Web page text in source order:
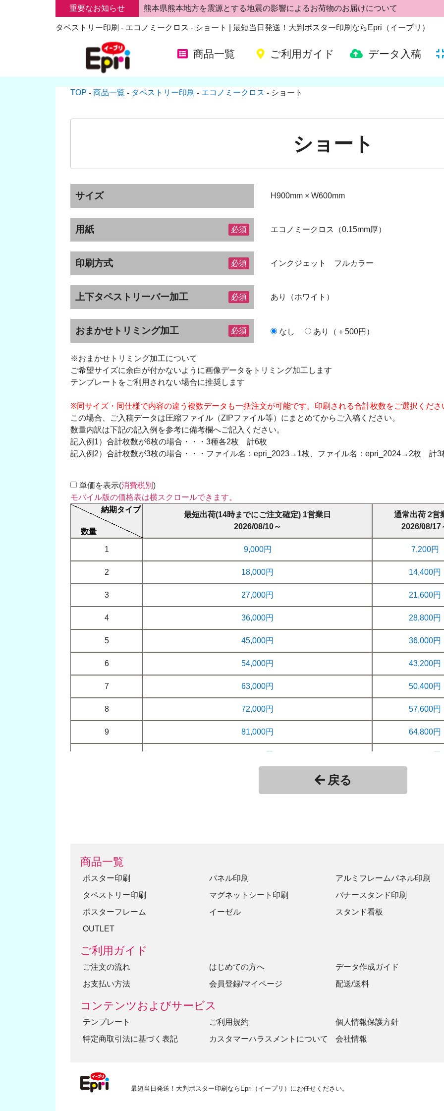
重要なお知らせ 熊本県熊本地方を震源とする地震の影響によるお荷物のお届けについて
タペストリー印刷 - エコノミークロス - ショート | 最短当日発送！大判ポスター印刷ならEpri（イープリ）
商品一覧 ご利用ガイド データ入稿
TOP 商品一覧 タペストリー印刷 エコノミークロス ショート
ショート
サイズ H900mm × W600mm
用紙 必須 エコノミークロス（0.15mm厚）
印刷方式 必須 インクジェット フルカラー
上下タペストリーバー加工 必須 あり（ホワイト）
おまかせトリミング加工 必須 なし あり（＋500円）
※おまかせトリミング加工について
ご希望サイズに余白が付かないように画像データをトリミング加工します
テンプレートをご利用されない場合に推奨します
※同サイズ・同仕様で内容の違う複数データも一括注文が可能です。印刷される合計枚数をご選択くださ
この場合、ご入稿データは圧縮ファイル（ZIPファイル等）にまとめてからご入稿ください。
数量内訳は下記の記入例を参考に備考欄へご記入ください。
記入例1）合計枚数が6枚の場合・・・3種各2枚 計6枚
記入例2）合計枚数が3枚の場合・・・ファイル名：epri_2023→1枚、ファイル名：epri_2024→2枚 計3
単価を表示(消費税別 )
最短出荷(14時までにご注文確定) 1営業日
2026/08/10～
通常出荷 2営
2026/08/17
1 9,000円 7,200円
2 18,000円 14,400円
3 27,000円 21,600円
4 36,000円 28,800円
5 45,000円 36,000円
6 54,000円 43,200円
7 63,000円 50,400円
8 72,000円 57,600円
9 81,000円 64,800円
16
17
20
戻る
商品一覧
ポスター印刷 パネル印刷
アルミフレームパネル印刷
タペストリー印刷
マグネットシート印刷
バナースタンド印刷
ポスターフレーム
イーゼル
スタンド看板
OUTLET
ご利用ガイド
ご注文の流れ はじめての方へ
データ作成ガイド
お支払い方法
会員登録/マイページ 配送/送料
コンテンツおよびサービス
テンプレート ご利用規約
個人情報保護方針
特定商取引法に基づく表記
カスタマーハラスメントについて 会社情報
最短当日発送！大判ポスター印刷ならEpri（イープリ）にお任せください。